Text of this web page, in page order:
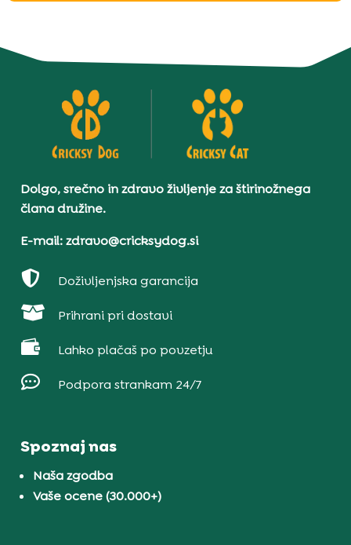
Dolgo, srečno in zdravo življenje za štirinožnega
člana družine.
E-mail: zdravo@cricksydog.si
 Doživljenjska garancija
 Prihrani pri dostavi
 Lahko plačaš po povzetju
 Podpora strankam 24/7
Spoznaj nas
Naša zgodba
Vaše ocene (30.000+)